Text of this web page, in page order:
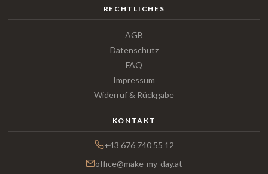
RECHTLICHES
AGB
Datenschutz
FAQ
Impressum
Widerruf & Rückgabe
KONTAKT
+43 676 740 55 12
office@make-my-day.at